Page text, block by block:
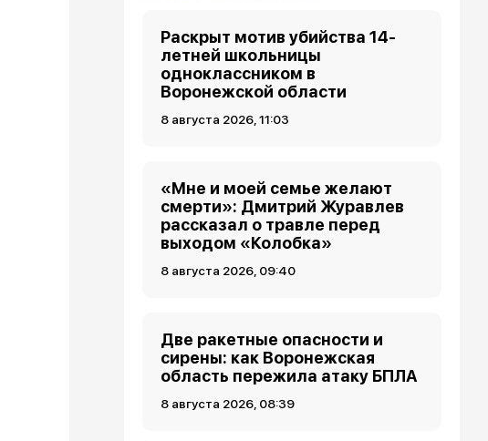
Раскрыт мотив убийства 14-
летней школьницы
одноклассником в
Воронежской области
8 августа 2026, 11:03
«Мне и моей семье желают
смерти»: Дмитрий Журавлев
рассказал о травле перед
выходом «Колобка»
8 августа 2026, 09:40
Две ракетные опасности и
сирены: как Воронежская
область пережила атаку БПЛА
8 августа 2026, 08:39